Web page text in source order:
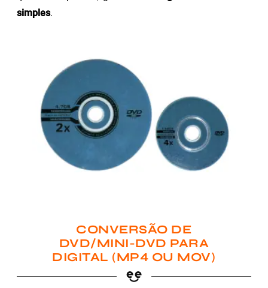
simples.
CONVERSÃO DE
DVD/MINI-DVD PARA
DIGITAL (MP4 OU MOV)